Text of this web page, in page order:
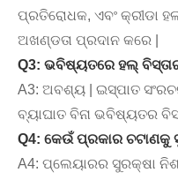
ପ୍ରତିରୋଧକ, ଏବଂ କ୍ରୀଡା
ଅଖଣ୍ଡତା ପ୍ରଦାନ କରେ |
Q3: ଭବିଷ୍ୟତରେ ହଲ୍
A3: ଅବଶ୍ୟ | ଇସ୍ପାତ
ବ୍ୟାଘାତ ବିନା ଭବିଷ୍ୟତର
Q4: କେଉଁ ପ୍ରକାର ଚଟାଣକୁ
A4: ପ୍ଲେୟାରର ସୁରକ୍ଷା